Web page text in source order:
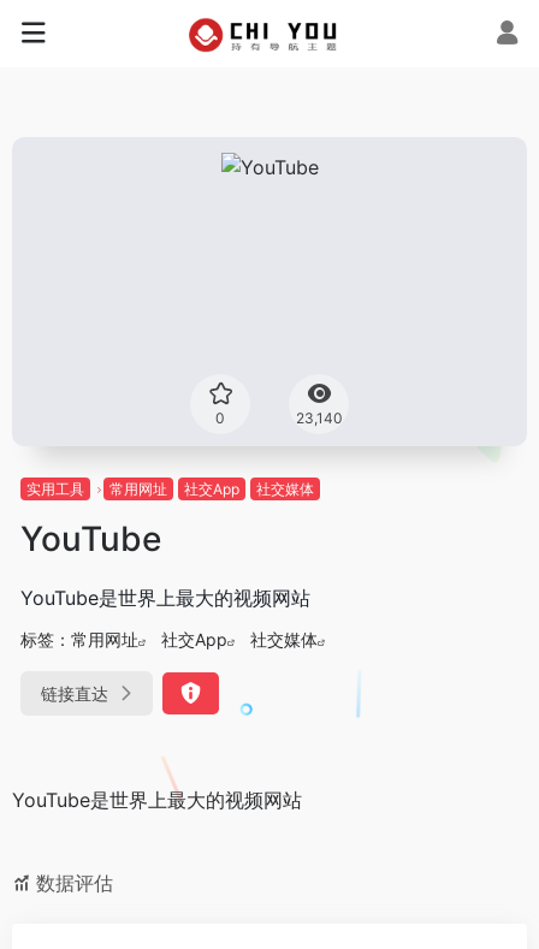
0 23,140
实用工具 常用网址 社交App 社交媒体
YouTube
YouTube是世界上最大的视频网站
标签： 常用网址 社交App 社交媒体
链接直达
YouTube是世界上最大的视频网站
数据评估